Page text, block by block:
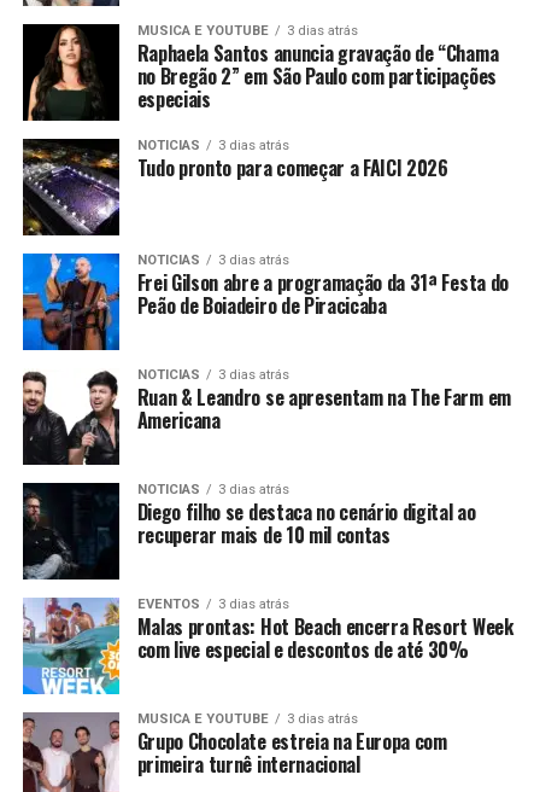
MUSICA E YOUTUBE 3 dias atrás
Raphaela Santos anuncia gravação de “Chama
no Bregão 2” em São Paulo com participações
especiais
NOTICIAS 3 dias atrás
Tudo pronto para começar a FAICI 2026
NOTICIAS 3 dias atrás
Frei Gilson abre a programação da 31ª Festa do
Peão de Boiadeiro de Piracicaba
NOTICIAS 3 dias atrás
Ruan & Leandro se apresentam na The Farm em
Americana
NOTICIAS 3 dias atrás
Diego filho se destaca no cenário digital ao
recuperar mais de 10 mil contas
EVENTOS 3 dias atrás
Malas prontas: Hot Beach encerra Resort Week
com live especial e descontos de até 30%
MUSICA E YOUTUBE 3 dias atrás
Grupo Chocolate estreia na Europa com
primeira turnê internacional